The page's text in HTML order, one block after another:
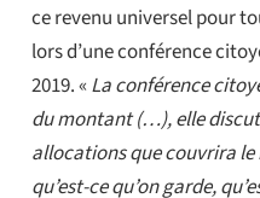
ce revenu universel pour
lors d’une conférence
2019. «La conférence
du montant (…), elle
allocations que couvrira le
qu’est-ce qu’on garde,